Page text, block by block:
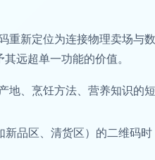
新定位为连接物理卖场与
远超单一功能的价值。
地、烹饪方法、营养知识的
新品区、清货区）的二维码